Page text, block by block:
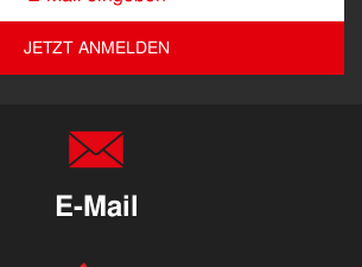
JETZT ANMELDEN
E-Mail